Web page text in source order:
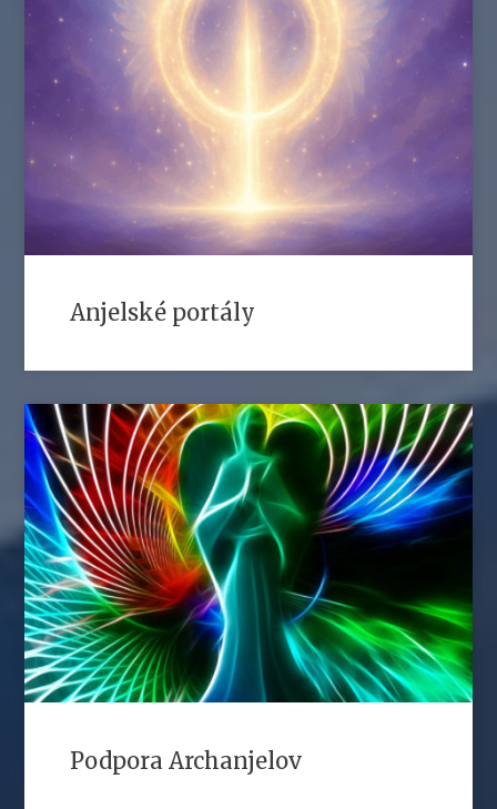
Anjelské portály
Podpora Archanjelov